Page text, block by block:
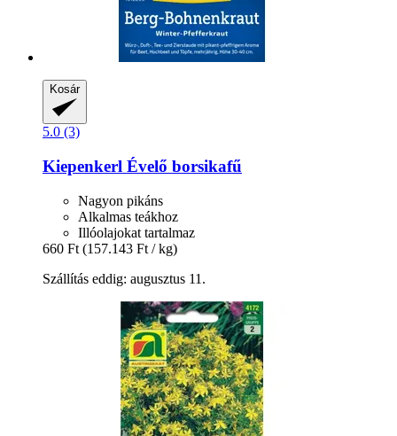
Kosár
5.0 (3)
Kiepenkerl Évelő borsikafű
Nagyon pikáns
Alkalmas teákhoz
Illóolajokat tartalmaz
660 Ft (157.143 Ft / kg)
Szállítás eddig: augusztus 11.